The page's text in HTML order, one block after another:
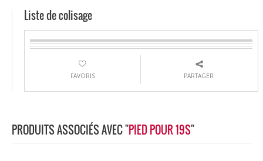
Liste de colisage
FAVORIS PARTAGER
PRODUITS ASSOCIÉS AVEC "PIED POUR 19S"